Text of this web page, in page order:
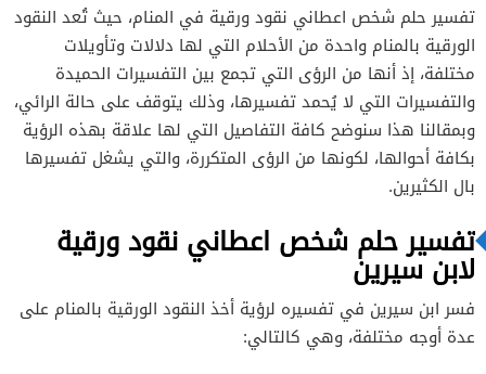
تفسير حلم شخص اعطاني نقود ورقية في المنام، حيث تُعد النقود
الورقية بالمنام واحدة من الأحلام التي لها دلالات وتأويلات
مختلفة، إذ أنها من الرؤى التي تجمع بين التفسيرات الحميدة
والتفسيرات التي لا يُحمد تفسيرها، وذلك يتوقف على حالة الرائي،
وبمقالنا هذا سنوضح كافة التفاصيل التي لها علاقة بهذه الرؤية
بكافة أحوالها، لكونها من الرؤى المتكررة، والتي يشغل تفسيرها
بال الكثيرين.
تفسير حلم شخص اعطاني نقود ورقية
لابن سيرين
فسر ابن سيرين في تفسيره لرؤية أخذ النقود الورقية بالمنام على
عدة أوجه مختلفة، وهي كالتالي: